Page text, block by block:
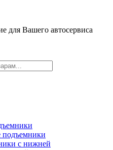
для Вашего автосервиса
подъемники
с нижней